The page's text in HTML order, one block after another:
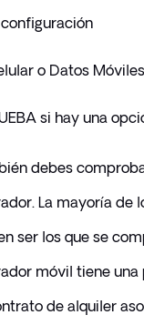
configuración
o Datos Móviles
si hay una
debes
La mayoría de
ser los que se
móvil tiene
de alquiler